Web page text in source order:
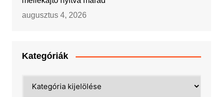
augusztus 4, 2026
Kategóriák